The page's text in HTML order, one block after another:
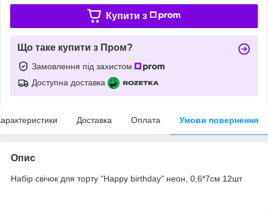
Купити з
Що таке купити з Пром?
Замовлення під захистом
Доступна доставка
Доставка Оплата Умови повернення
Опис
Набір свічок для торту "Happy birthday" неон, 0,6*7см 12шт